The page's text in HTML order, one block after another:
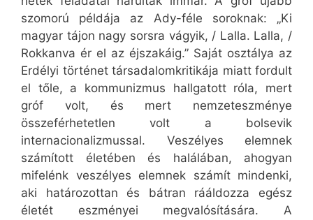
szomorú példája az Ady-féle soroknak: „Ki
magyar tájon nagy sorsra vágyik, / Lalla. Lalla, /
Rokkanva ér el az éjszakáig.” Saját osztálya az
Erdélyi történet társadalomkritikája miatt fordult
el tőle, a kommunizmus hallgatott róla, mert
gróf volt, és mert nemzeteszménye
összeférhetetlen volt a bolsevik
internacionalizmussal. Veszélyes elemnek
számított életében és halálában, ahogyan
mifelénk veszélyes elemnek számít mindenki,
aki határozottan és bátran rááldozza egész
életét eszményei megvalósítására. A